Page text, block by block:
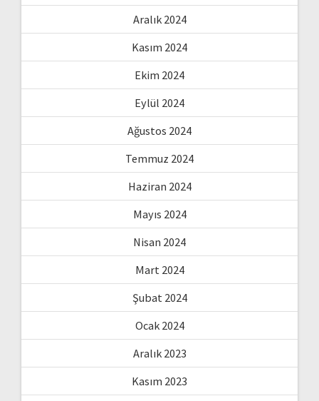
Aralık 2024
Kasım 2024
Ekim 2024
Eylül 2024
Ağustos 2024
Temmuz 2024
Haziran 2024
Mayıs 2024
Nisan 2024
Mart 2024
Şubat 2024
Ocak 2024
Aralık 2023
Kasım 2023